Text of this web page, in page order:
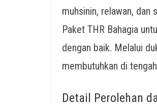
muhsinin, relawan, dan
Paket THR Bahagia
dengan baik. Melalui
membutuhkan di
Detail Perolehan